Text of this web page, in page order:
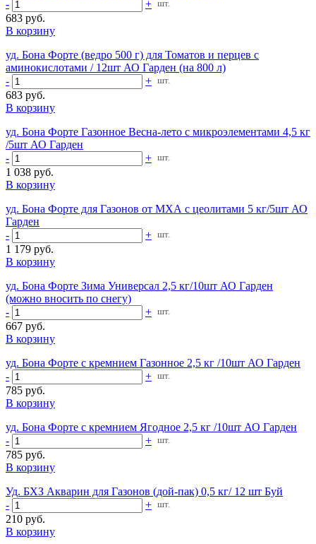
-
+ шт.
683 руб.
В корзину
уд. Бона Форте (ведро 500 г) для Томатов и перцев с
аминокислотами / 12шт АО Гарден (на 800 л)
-
+ шт.
683 руб.
В корзину
уд. Бона Форте Газонное Весна-лето с микроэлементами 4,5 кг
/5шт АО Гарден
-
+ шт.
1 038 руб.
В корзину
уд. Бона Форте для Газонов от МХА с цеолитами 5 кг/5шт АО
Гарден
-
+ шт.
1 179 руб.
В корзину
уд. Бона Форте Зима Универсал 2,5 кг/10шт АО Гарден
(можно вносить по снегу)
-
+ шт.
667 руб.
В корзину
уд. Бона Форте с кремнием Газонное 2,5 кг /10шт АО Гарден
-
+ шт.
785 руб.
В корзину
уд. Бона Форте с кремнием Ягодное 2,5 кг /10шт АО Гарден
-
+ шт.
785 руб.
В корзину
Уд. БХЗ Акварин для Газонов (дой-пак) 0,5 кг/ 12 шт Буй
-
+ шт.
210 руб.
В корзину